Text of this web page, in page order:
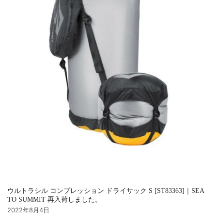
ウルトラシル コンプレッション ドライサック S [ST83363]｜SEA
TO SUMMIT 再入荷しました。
2022年8月4日